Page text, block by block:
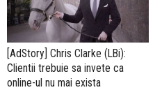
[AdStory] Chris Clarke (LBi):
Clientii trebuie sa invete ca
online-ul nu mai exista